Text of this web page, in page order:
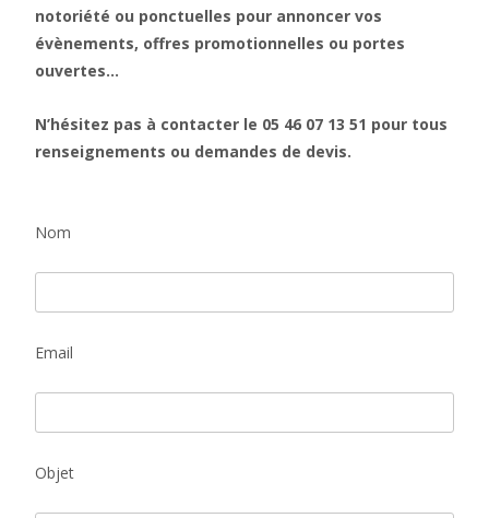
notoriété ou ponctuelles pour annoncer vos
évènements, offres promotionnelles ou portes
ouvertes…
N’hésitez pas à contacter le 05 46 07 13 51 pour tous
renseignements ou demandes de devis.
Nom
Email
Objet